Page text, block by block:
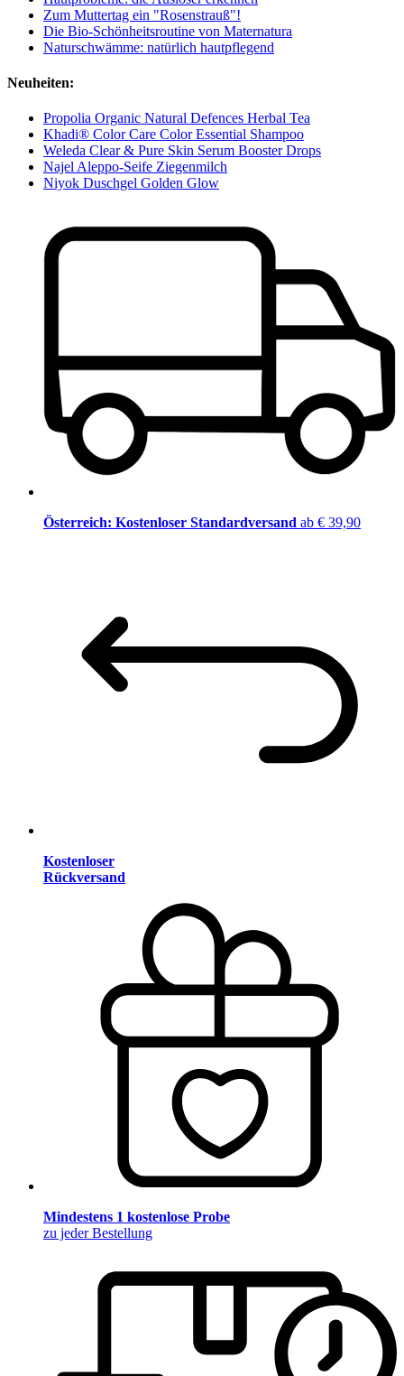
Zum Muttertag ein "Rosenstrauß"!
Die Bio-Schönheitsroutine von Maternatura
Naturschwämme: natürlich hautpflegend
Neuheiten:
Propolia Organic Natural Defences Herbal Tea
Khadi® Color Care Color Essential Shampoo
Weleda Clear & Pure Skin Serum Booster Drops
Najel Aleppo-Seife Ziegenmilch
Niyok Duschgel Golden Glow
Österreich: Kostenloser Standardversand ab € 39,90
Kostenloser
Rückversand
Mindestens 1 kostenlose Probe
zu jeder Bestellung